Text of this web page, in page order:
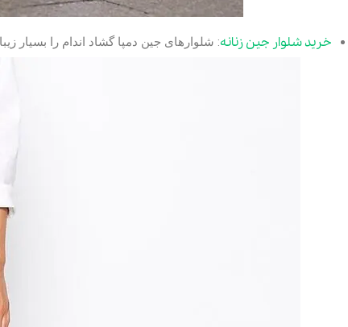
خرید شلوار جین زنانه: شلوارهای جین دمپا گشاد اندام را بسیار